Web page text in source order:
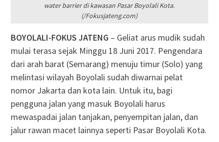
water barrier di kawasan Pasar Boyolali Kota.
(/Fokusjateng.com)
BOYOLALI-FOKUS JATENG– Geliat arus mudik sudah
mulai terasa sejak Minggu 18 Juni 2017. Pengendara
dari arah barat (Semarang) menuju timur (Solo) yang
melintasi wilayah Boyolali sudah diwarnai pelat
nomor Jakarta dan kota lain. Untuk itu, bagi
pengguna jalan yang masuk Boyolali harus
mewaspadai jalan tanjakan, penyempitan jalan, dan
jalur rawan macet lainnya seperti Pasar Boyolali Kota.